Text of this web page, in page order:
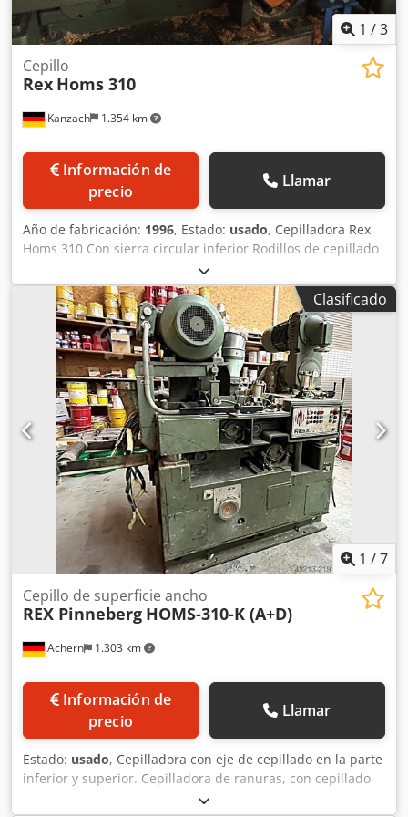
1 /3
Kanzach 1.354 km
Cepillo
Rex Homs 310
Información de
precio
Llamar
Año de fabricación: 1996, Estado: usado, Cepilladora Rex
Homs 310 Con sierra circular inferior Rodillos de cepillado
superior e inferior Cedpfxschrgre Akverf Ancho de
cepillado de 310 mm Sin sistema de avance. El sistema de
avance se obtenía de la prensa continua de la instalación
de galvanizado.
Clasificado
1 /7
Achern 1.303 km
Cepillo de superficie ancho
REX Pinneberg HOMS-310-K (A+D)
Información de
precio
Llamar
Estado: usado, Cepilladora con eje de cepillado en la parte
inferior y superior. Cepilladora de ranuras, con cepillado
en dos caras. Avance ajustable de forma continua, hasta